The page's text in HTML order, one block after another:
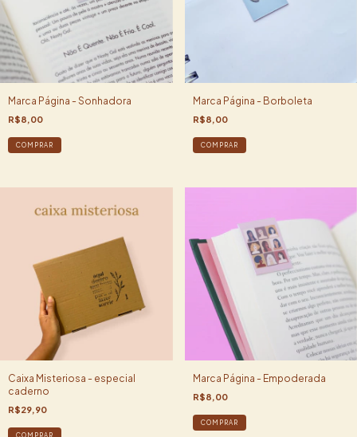
Marca Página - Sonhadora
R$8,00
Marca Página - Borboleta
R$8,00
Caixa Misteriosa - especial
caderno
R$29,90
Marca Página - Empoderada
R$8,00